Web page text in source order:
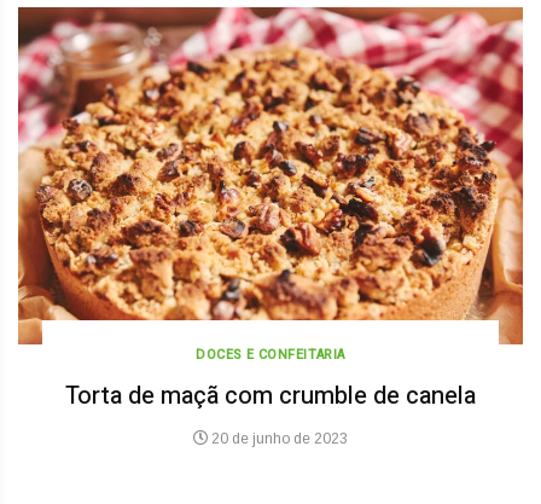
DOCES E CONFEITARIA
Torta de maçã com crumble de canela
20 de junho de 2023